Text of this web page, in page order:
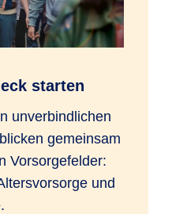
oder auf
können Sie die
Rente
Zuzahlung
über Ihren
starten
unverbindlichen
gemeinsam
Vorsorgefelder:
und